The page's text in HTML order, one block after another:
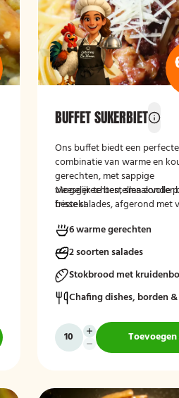
BUFFET SUKERBIET
Ons buffet biedt een perfecte
combinatie van warme en
gerechten, met sappige
vleesgerechten, smaakvolle
frisse salades, afgerond met
smaakvol buffet voor iedereen.
Mogelijk te bestellen zonder
bestek!
6 warme gerechten
2 soorten salades
Stokbrood met
Chafing dishes, borden
Toevoegen